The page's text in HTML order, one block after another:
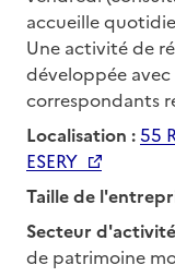
accueille
Une activité de
développée
correspondants
Localisation :55
ESERY
Taille de
Secteur
de patrimoine